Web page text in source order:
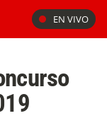
EN VIVO